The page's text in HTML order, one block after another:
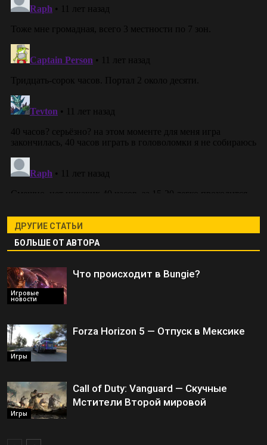
ДРУГИЕ СТАТЬИ
БОЛЬШЕ ОТ АВТОРА
Игровые
новости
Что происходит в Bungie?
Игры
Forza Horizon 5 — Отпуск в Мексике
Игры
Call of Duty: Vanguard — Скучные
Мстители Второй мировой